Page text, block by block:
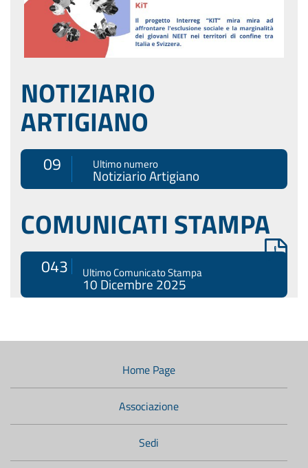
NOTIZIARIO
ARTIGIANO
09 Ultimo numero
Notiziario Artigiano
COMUNICATI STAMPA
043 Ultimo Comunicato Stampa
10 Dicembre 2025
Menù
Home Page
Associazione
Sedi